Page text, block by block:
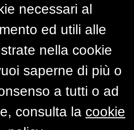
necessari al
ed utili alle
nella cookie
saperne di più o
a tutti o ad
consulta la cookie